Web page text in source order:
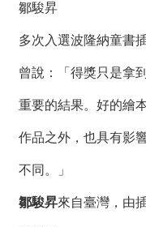
網
站
覽
鄒駿昇
多次入選波隆納童書
曾說：「得獎只是拿
重要的結果。好的繪
作品之外，也具有影
不同。」
鄒駿昇來自臺灣，由